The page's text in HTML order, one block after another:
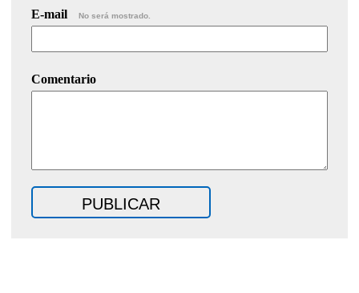
E-mail No será mostrado.
Comentario